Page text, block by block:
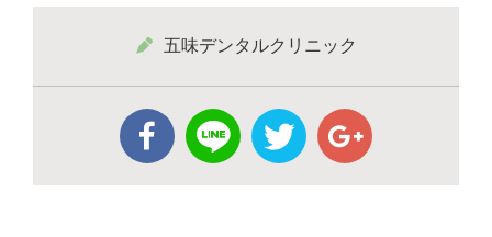
五味デンタルクリニック